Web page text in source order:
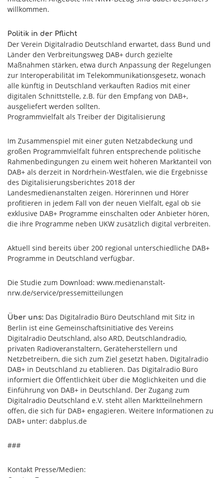
willkommen.
Politik in der Pflicht
Der Verein Digitalradio Deutschland erwartet, dass Bund und
Länder den Verbreitungsweg DAB+ durch gezielte
Maßnahmen stärken, etwa durch Anpassung der Regelungen
zur Interoperabilität im Telekommunikationsgesetz, wonach
alle künftig in Deutschland verkauften Radios mit einer
digitalen Schnittstelle, z.B. für den Empfang von DAB+,
ausgeliefert werden sollten.
Programmvielfalt als Treiber der Digitalisierung
Im Zusammenspiel mit einer guten Netzabdeckung und
großen Programmvielfalt führen entsprechende politische
Rahmenbedingungen zu einem weit höheren Marktanteil von
DAB+ als derzeit in Nordrhein-Westfalen, wie die Ergebnisse
des Digitalisierungsberichtes 2018 der
Landesmedienanstalten zeigen. Hörerinnen und Hörer
profitieren in jedem Fall von der neuen Vielfalt, egal ob sie
exklusive DAB+ Programme einschalten oder Anbieter hören,
die ihre Programme neben UKW zusätzlich digital verbreiten.
Aktuell sind bereits über 200 regional unterschiedliche DAB+
Programme in Deutschland verfügbar.
Die Studie zum Download: www.medienanstalt-
nrw.de/service/pressemitteilungen
Über uns: Das Digitalradio Büro Deutschland mit Sitz in
Berlin ist eine Gemeinschaftsinitiative des Vereins
Digitalradio Deutschland, also ARD, Deutschlandradio,
privaten Radioveranstaltern, Geräteherstellern und
Netzbetreibern, die sich zum Ziel gesetzt haben, Digitalradio
DAB+ in Deutschland zu etablieren. Das Digitalradio Büro
informiert die Öffentlichkeit über die Möglichkeiten und die
Einführung von DAB+ in Deutschland. Der Zugang zum
Digitalradio Deutschland e.V. steht allen Marktteilnehmern
offen, die sich für DAB+ engagieren. Weitere Informationen zu
DAB+ unter: dabplus.de
###
Kontakt Presse/Medien: